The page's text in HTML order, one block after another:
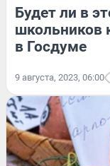
Будет ли в
школьников
в Госдуме
9 августа, 2023, 06:00